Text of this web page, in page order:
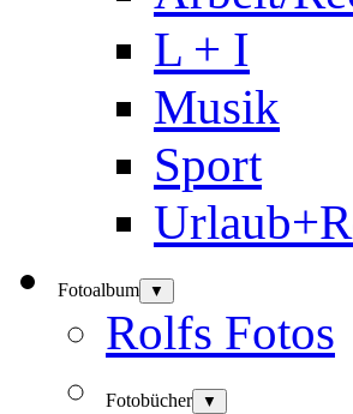
L + I
Musik
Sport
Fotoalbum ▼
Rolfs Fotos
Fotobücher ▼